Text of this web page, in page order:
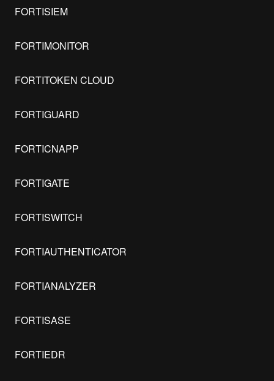
FORTISIEM
FORTIMONITOR
FORTITOKEN CLOUD
FORTIGUARD
FORTICNAPP
FORTIGATE
FORTISWITCH
FORTIAUTHENTICATOR
FORTIANALYZER
FORTISASE
FORTIEDR